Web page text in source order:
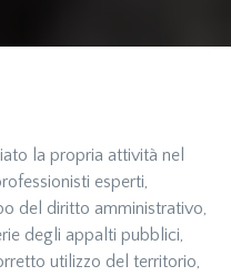
la propria attività nel
esperti,
del diritto amministrativo,
degli appalti pubblici,
utilizzo del territorio,